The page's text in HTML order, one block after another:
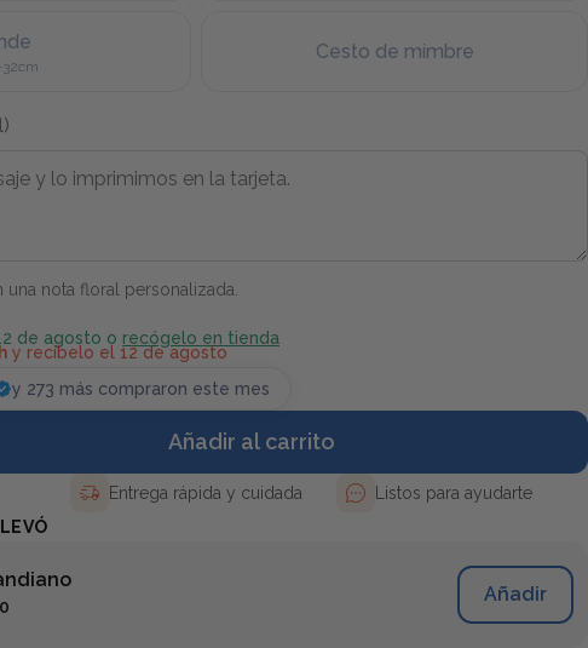
Cesto de mimbre
nota floral personalizada.
de agosto o recógelo en tienda
y recíbelo el 12 de agosto
y 273 más compraron este mes
Añadir al carrito
Entrega rápida y cuidada
Listos para ayudarte
Añadir